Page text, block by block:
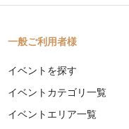
一般ご利用者様
イベントを探す
イベントカテゴリ一覧
イベントエリア一覧